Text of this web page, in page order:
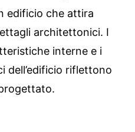
edificio che attira
architettonici. I
interne e i
dell’edificio riflettono